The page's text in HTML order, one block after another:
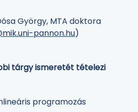
György, MTA doktora
pannon.hu)
tárgy ismeretét tételezi
programozás